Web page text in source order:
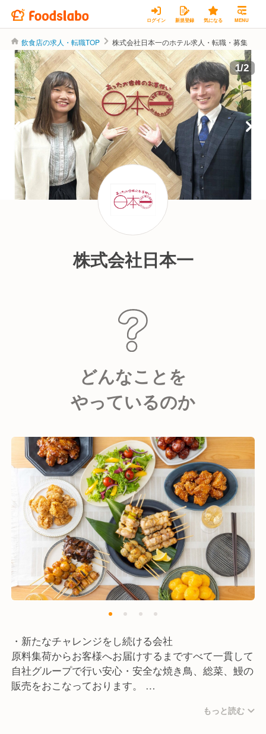
ログイン 新規登録 気になる MENU
飲食店の求人・転職TOP 株式会社日本一のホテル求人・転職・募集
1/2
株式会社日本一
どんなことを
やっているのか
・新たなチャレンジをし続ける会社
原料集荷からお客様へお届けするまですべて一貫して
自社グループで行い安心・安全な焼き鳥、総菜、鰻の
販売をおこなっております。
拡大傾向にあると言われています。弊社は直営・サプ
もっと読む